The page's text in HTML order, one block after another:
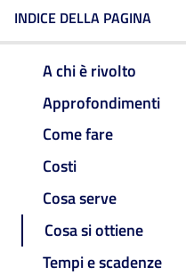
INDICE DELLA PAGINA
A chi è rivolto
Approfondimenti
Come fare
Costi
Cosa serve
Cosa si ottiene
Tempi e scadenze